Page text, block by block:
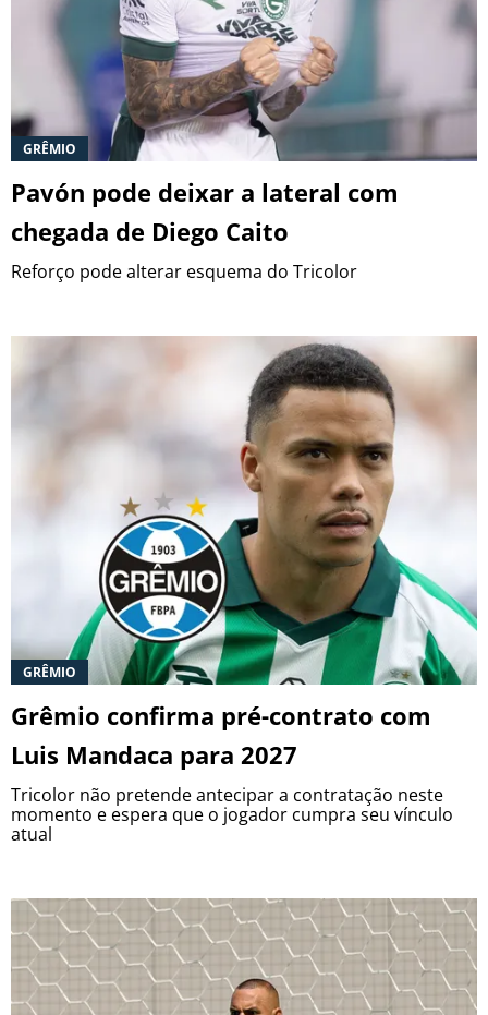
GRÊMIO
Pavón pode deixar a lateral com
chegada de Diego Caito
Reforço pode alterar esquema do Tricolor
GRÊMIO
Grêmio confirma pré-contrato com
Luis Mandaca para 2027
Tricolor não pretende antecipar a contratação neste
momento e espera que o jogador cumpra seu vínculo
atual